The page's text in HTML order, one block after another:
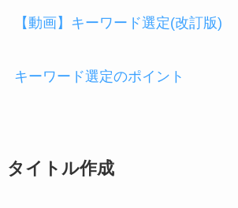
【動画】キーワード選定(改訂版)
キーワード選定のポイント
タイトル作成